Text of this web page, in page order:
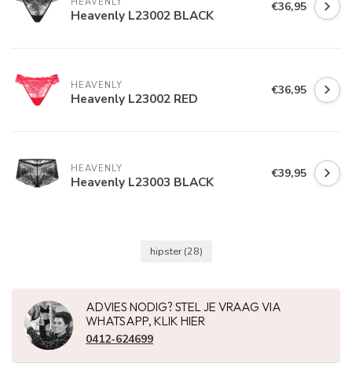
Heavenly L23002 BLACK €36,95
HEAVENLY
Heavenly L23002 RED €36,95
HEAVENLY
Heavenly L23003 BLACK €39,95
hipster (28)
ADVIES NODIG? STEL JE VRAAG VIA
WHATSAPP, KLIK HIER
0412-624699